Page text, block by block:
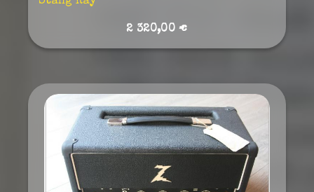
2 320,00 €